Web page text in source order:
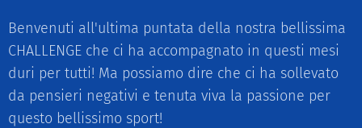
Benvenuti all'ultima puntata della nostra bellissima
CHALLENGE che ci ha accompagnato in questi mesi
duri per tutti! Ma possiamo dire che ci ha sollevato
da pensieri negativi e tenuta viva la passione per
questo bellissimo sport! 🏀🔥🏀🔥🏀